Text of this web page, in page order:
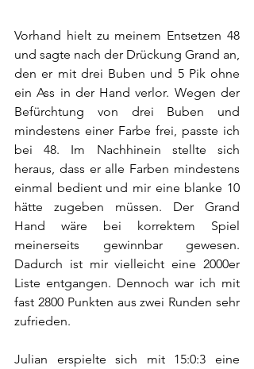
Vorhand hielt zu meinem Entsetzen 48
und sagte nach der Drückung Grand an,
den er mit drei Buben und 5 Pik ohne
ein Ass in der Hand verlor. Wegen der
Befürchtung von drei Buben und
mindestens einer Farbe frei, passte ich
bei 48. Im Nachhinein stellte sich
heraus, dass er alle Farben mindestens
einmal bedient und mir eine blanke 10
hätte zugeben müssen. Der Grand
Hand wäre bei korrektem Spiel
meinerseits gewinnbar gewesen.
Dadurch ist mir vielleicht eine 2000er
Liste entgangen. Dennoch war ich mit
fast 2800 Punkten aus zwei Runden sehr
zufrieden.
Julian erspielte sich mit 15:0:3 eine